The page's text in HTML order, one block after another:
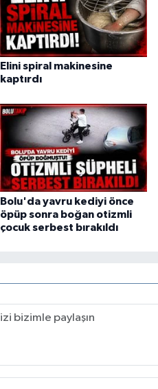
Elini spiral makinesine
kaptırdı
Bolu'da yavru kediyi önce
öpüp sonra boğan otizmli
çocuk serbest bırakıldı